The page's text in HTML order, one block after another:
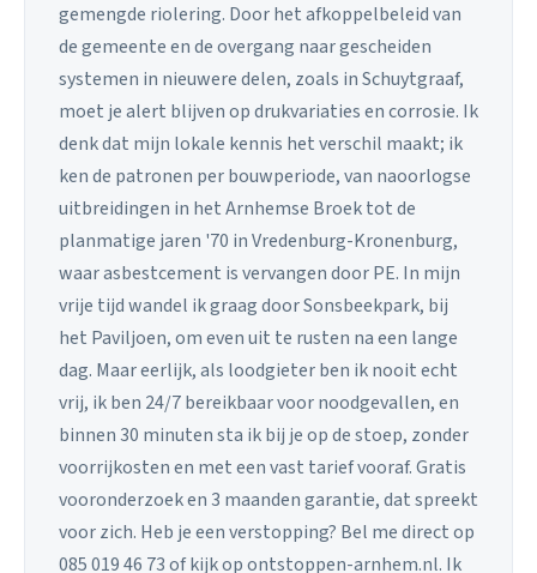
gemengde riolering. Door het afkoppelbeleid van
de gemeente en de overgang naar gescheiden
systemen in nieuwere delen, zoals in Schuytgraaf,
moet je alert blijven op drukvariaties en corrosie. Ik
denk dat mijn lokale kennis het verschil maakt; ik
ken de patronen per bouwperiode, van naoorlogse
uitbreidingen in het Arnhemse Broek tot de
planmatige jaren '70 in Vredenburg-Kronenburg,
waar asbestcement is vervangen door PE. In mijn
vrije tijd wandel ik graag door Sonsbeekpark, bij
het Paviljoen, om even uit te rusten na een lange
dag. Maar eerlijk, als loodgieter ben ik nooit echt
vrij, ik ben 24/7 bereikbaar voor noodgevallen, en
binnen 30 minuten sta ik bij je op de stoep, zonder
voorrijkosten en met een vast tarief vooraf. Gratis
vooronderzoek en 3 maanden garantie, dat spreekt
voor zich. Heb je een verstopping? Bel me direct op
085 019 46 73 of kijk op ontstoppen-arnhem.nl. Ik